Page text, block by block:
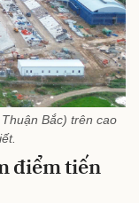
Bắc) trên cao
điểm tiến